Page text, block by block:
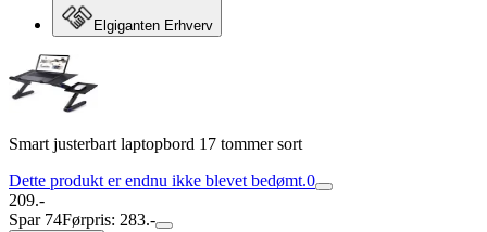
Elgiganten Erhverv
Smart justerbart laptopbord 17 tommer sort
Dette produkt er endnu ikke blevet bedømt.0
209.-
Spar 74Førpris: 283.-